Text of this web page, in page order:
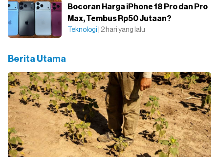
Bocoran Harga iPhone 18 Pro dan Pro
Max, Tembus Rp50 Jutaan?
Teknologi | 2 hari yang lalu
Berita Utama